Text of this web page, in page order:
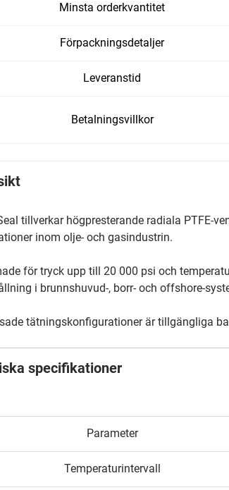
Minsta orderkvantitet
Förpackningsdetaljer
Leveranstid
Betalningsvillkor
tillverkar högpresterande radiala PTFE-
inom olje- och gasindustrin.
för tryck upp till 20 000 psi och
i brunnshuvud-, borr- och offshore-
tätningskonfigurationer är tillgängliga
specifikationer
Parameter
Temperaturintervall